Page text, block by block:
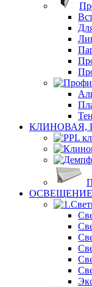
КЛИНОВАЯ,
ОСВЕЩЕНИЕ